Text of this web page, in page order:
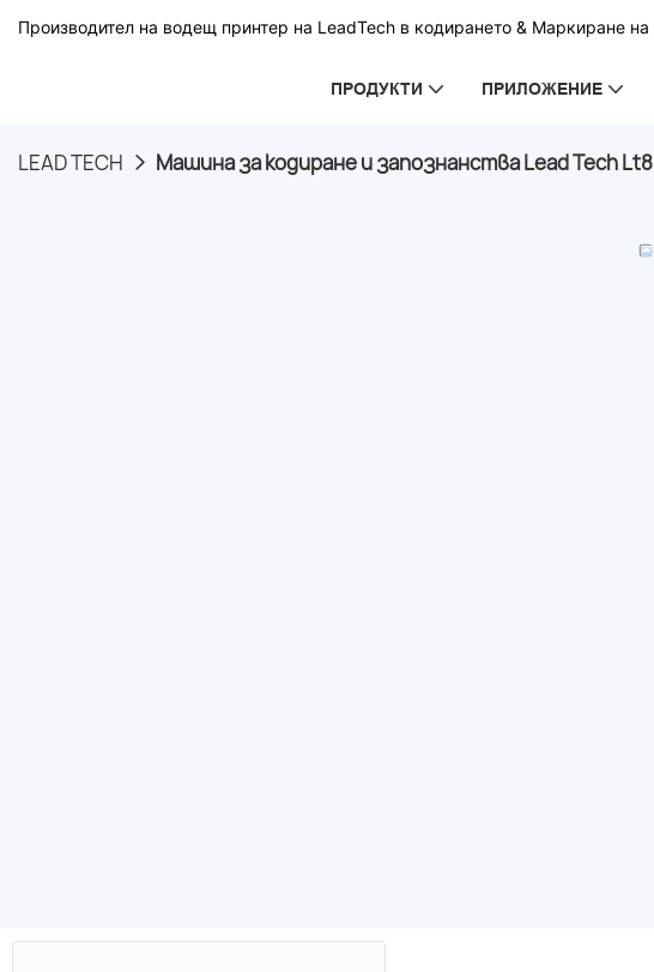
Производител на водещ принтер на LeadTech в кодирането & Маркиране на
ПРОДУКТИ ПРИЛОЖЕНИЕ
LEAD TECH Машина за кодиране и запознанства Lead Tech